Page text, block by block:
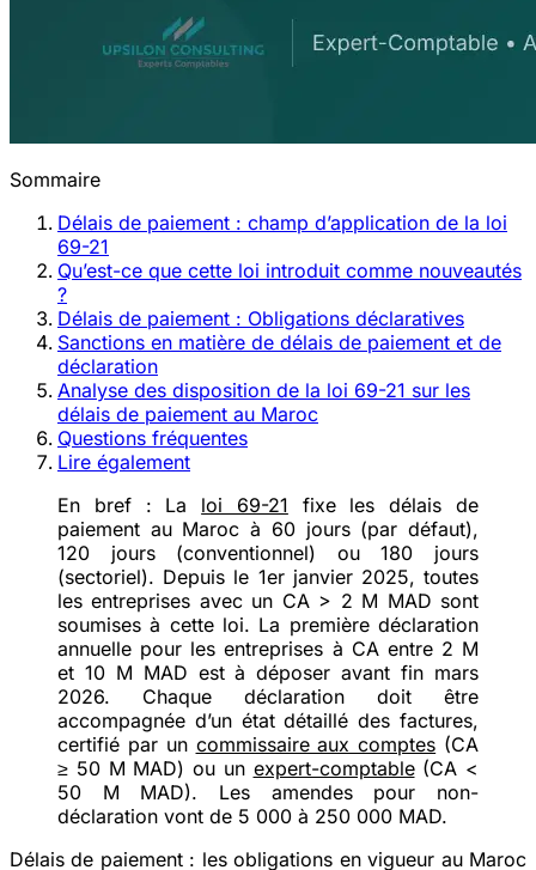
Sommaire
Délais de paiement : champ d’application de la loi
69-21
Qu’est-ce que cette loi introduit comme nouveautés
?
Délais de paiement : Obligations déclaratives
Sanctions en matière de délais de paiement et de
déclaration
Analyse des disposition de la loi 69-21 sur les
délais de paiement au Maroc
Questions fréquentes
Lire également
En bref : La loi 69-21 fixe les délais de
paiement au Maroc à 60 jours (par défaut),
120 jours (conventionnel) ou 180 jours
(sectoriel). Depuis le 1er janvier 2025, toutes
les entreprises avec un CA > 2 M MAD sont
soumises à cette loi. La première déclaration
annuelle pour les entreprises à CA entre 2 M
et 10 M MAD est à déposeravant fin mars
2026. Chaque déclaration doit être
accompagnée d’un état détaillé des factures,
certifié par un commissaire aux comptes (CA
≥ 50 M MAD) ou un expert-comptable(CA <
50 M MAD). Les amendes pour non-
déclaration vont de 5 000 à 250 000 MAD.
Délais de paiement : les obligations en vigueur au Maroc